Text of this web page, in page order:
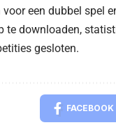
een dubbel spel
te downloaden,
gesloten.
FACEBOOK